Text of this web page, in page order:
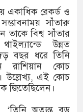
একাধিক রেকর্ড ও
সাঁতারু
তাকে বিশ্ব সাঁতার
উন্নত
বছর ধরে তিনি
রাশিয়ান কোচ
উল্লেখ্য, এই কোচ
জিতেছিলেন।